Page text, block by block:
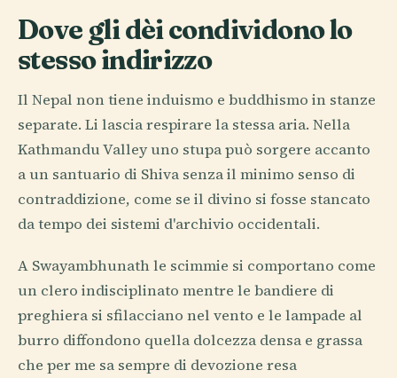
Dove gli dèi condividono lo
stesso indirizzo
Il Nepal non tiene induismo e buddhismo in stanze
separate. Li lascia respirare la stessa aria. Nella
Kathmandu Valley uno stupa può sorgere accanto
a un santuario di Shiva senza il minimo senso di
contraddizione, come se il divino si fosse stancato
da tempo dei sistemi d'archivio occidentali.
A Swayambhunath le scimmie si comportano come
un clero indisciplinato mentre le bandiere di
preghiera si sfilacciano nel vento e le lampade al
burro diffondono quella dolcezza densa e grassa
che per me sa sempre di devozione resa